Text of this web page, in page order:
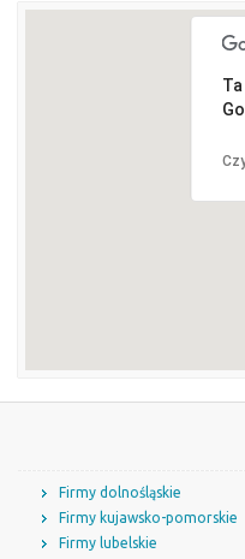
Firmy dolnośląskie
Firmy kujawsko-pomorskie
Firmy lubelskie